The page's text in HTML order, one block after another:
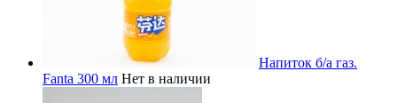
Напиток б/а газ.
Fanta 300 мл Нет в наличии